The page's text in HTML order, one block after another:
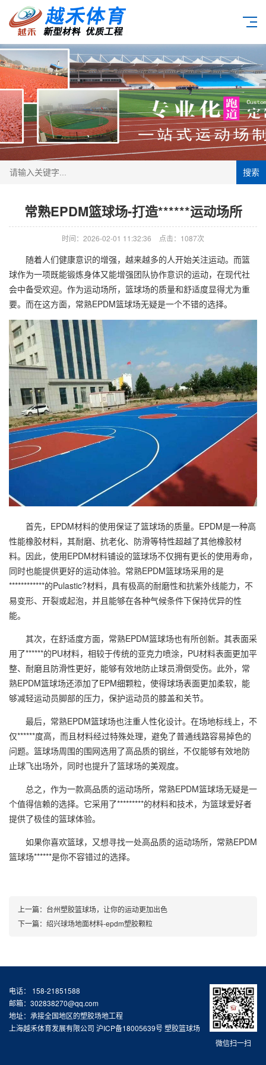
搜索
常熟EPDM篮球场-打造******运动场所
时间：2026-02-01 11:32:36 点击：1087次
随着人们健康意识的增强，越来越多的人开始关注运动。而篮
球作为一项既能锻炼身体又能增强团队协作意识的运动，在现代社
会中备受欢迎。作为运动场所，篮球场的质量和舒适度显得尤为重
要。而在这方面，常熟EPDM篮球场无疑是一个不错的选择。
首先，EPDM材料的使用保证了篮球场的质量。EPDM是一种高
性能橡胶材料，其耐磨、抗老化、防滑等特性超越了其他橡胶材
料。因此，使用EPDM材料铺设的篮球场不仅拥有更长的使用寿命，
同时也能提供更好的运动体验。常熟EPDM篮球场采用的是
************的Pulastic?材料，具有极高的耐磨性和抗紫外线能力，不
易变形、开裂或起泡，并且能够在各种气候条件下保持优异的性
能。
其次，在舒适度方面，常熟EPDM篮球场也有所创新。其表面采
用了******的PU材料，相较于传统的亚克力喷涂，PU材料表面更加平
整、耐磨且防滑性更好，能够有效地防止球员滑倒受伤。此外，常
熟EPDM篮球场还添加了EPM细颗粒，使得球场表面更加柔软，能
够减轻运动员脚部的压力，保护运动员的膝盖和关节。
最后，常熟EPDM篮球场也注重人性化设计。在场地标线上，不
仅******度高，而且材料经过特殊处理，避免了普通线路容易掉色的
问题。篮球场周围的围网选用了高品质的钢丝，不仅能够有效地防
止球飞出场外，同时也提升了篮球场的美观度。
总之，作为一款高品质的运动场所，常熟EPDM篮球场无疑是一
个值得信赖的选择。它采用了*********的材料和技术，为篮球爱好者
提供了极佳的篮球体验。
如果你喜欢篮球，又想寻找一处高品质的运动场所，常熟EPDM
篮球场******是你不容错过的选择。
上一篇： 台州塑胶篮球场，让你的运动更加出色
下一篇： 绍兴球场地面材料-epdm塑胶颗粒
微信扫一扫
电话： 158-21851588
邮箱：302838270@qq.com
地址：承接全国地区的塑胶场地工程
上海越禾体育发展有限公司 沪ICP备18005639号塑胶篮球场